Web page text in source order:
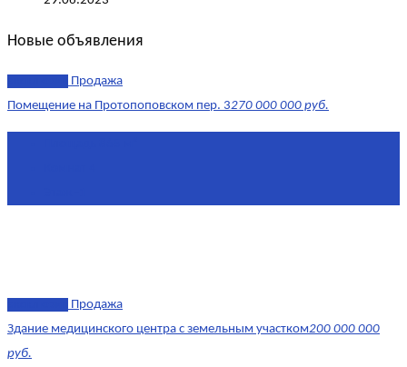
Новые объявления
Продажа
Помещение на Протопоповском пер. 3270 000 000 руб.
Продажа
Здание медицинского центра с земельным участком200 000 000
руб.